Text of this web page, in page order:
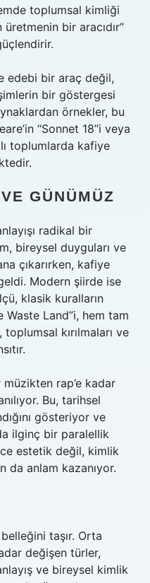
toplumsal kimliği
bir aracıdır”
edebi bir araç değil,
bir göstergesi
örnekler, bu
“Sonnet 18”i veya
toplumlarda kafiye
GÜNÜMÜZ
radikal bir
bireysel duyguları ve
çıkarırken, kafiye
Modern şiirde ise
klasik kuralların
Waste Land”i, hem tam
kırılmaları ve
rap’e kadar
Bu, tarihsel
gösteriyor ve
ilginç bir paralellik
estetik değil, kimlik
da anlam kazanıyor.
taşır. Orta
değişen türler,
ve bireysel kimlik